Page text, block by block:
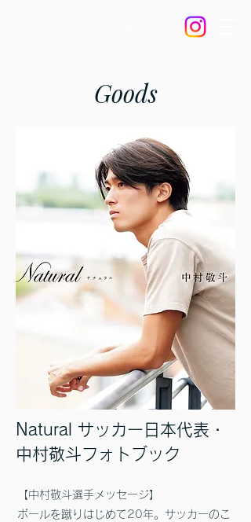
Goods
Natural サッカー日本代表・
中村敬斗フォトブック
【中村敬斗選手メッセージ】
ボールを蹴りはじめて20年。サッカーのこ